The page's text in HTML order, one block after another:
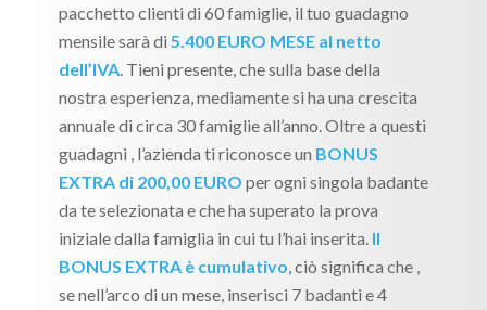
pacchetto clienti di 60 famiglie, il tuo guadagno
mensile sarà di 5.400 EURO MESE al netto
dell’IVA. Tieni presente, che sulla base della
nostra esperienza, mediamente si ha una crescita
annuale di circa 30 famiglie all’anno. Oltre a questi
guadagni , l’azienda ti riconosce un BONUS
EXTRA di 200,00 EURO per ogni singola badante
da te selezionata e che ha superato la prova
iniziale dalla famiglia in cui tu l’hai inserita. Il
BONUS EXTRA è cumulativo , ciò significa che ,
se nell’arco di un mese, inserisci 7 badanti e 4